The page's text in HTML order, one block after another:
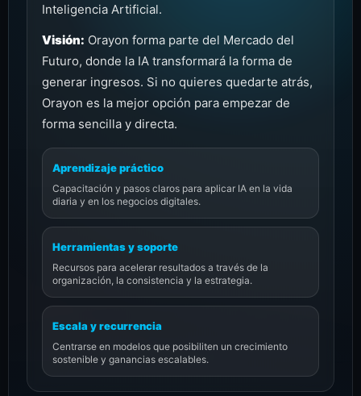
Inteligencia Artificial.
Visión: Orayon forma parte del Mercado del
Futuro, donde la IA transformará la forma de
generar ingresos. Si no quieres quedarte atrás,
Orayon es la mejor opción para empezar de
forma sencilla y directa.
Aprendizaje práctico
Capacitación y pasos claros para aplicar IA en la vida
diaria y en los negocios digitales.
Herramientas y soporte
Recursos para acelerar resultados a través de la
organización, la consistencia y la estrategia.
Escala y recurrencia
Centrarse en modelos que posibiliten un crecimiento
sostenible y ganancias escalables.